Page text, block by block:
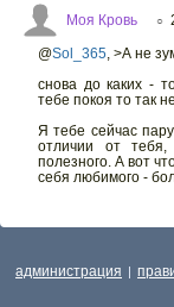
Моя Кровь ○
@Sol_365, >А не
снова до каких -
тебе покоя то так
Я тебе сейчас
отличии от
полезного. А вот
себя любимого -
администрация |